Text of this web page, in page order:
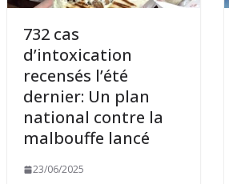
732 cas
d’intoxication
recensés l’été
dernier: Un plan
national contre la
malbouffe lancé
23/06/2025